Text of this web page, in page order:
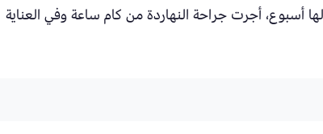
أجرت جراحة النهاردة من كام ساعة وفي العناية